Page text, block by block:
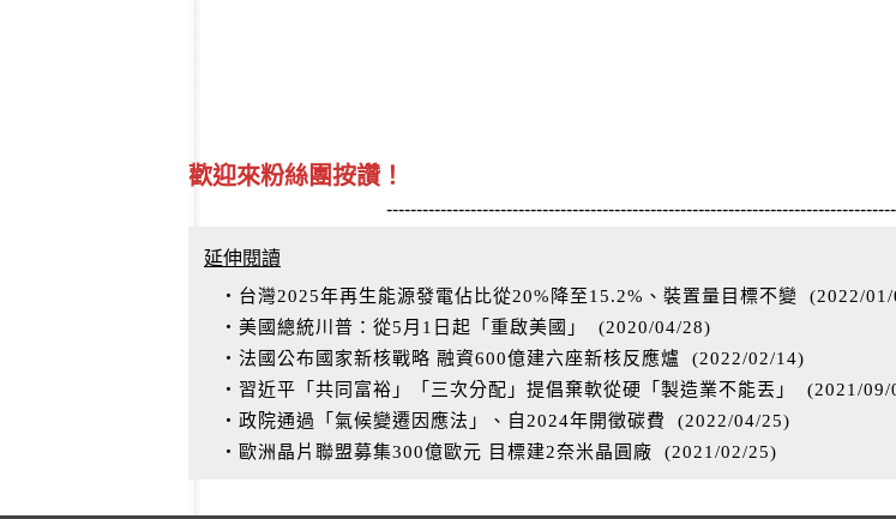
歡迎來粉絲團按讚！
延伸閱讀
‧台灣2025年再生能源發電佔比從20%降至15.2%、裝置量目標不變 (2022/01/
‧美國總統川普：從5月1日起「重啟美國」
(2020/04/28)
‧法國公布國家新核戰略 融資600億建六座新核反應爐
(2022/02/14)
‧習近平「共同富裕」「三次分配」提倡棄軟從硬「製造業不能丟」
(2021/09/
‧政院通過「氣候變遷因應法」、自2024年開徵碳費
(2022/04/25)
‧歐洲晶片聯盟募集300億歐元 目標建2奈米晶圓廠 (2021/02/25)